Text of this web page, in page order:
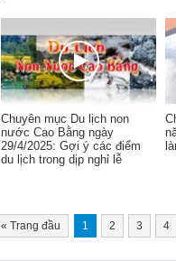
Chuyên mục Du lịch non
nước Cao Bằng ngày
29/4/2025: Gợi ý các điểm
du lịch trong dịp nghỉ lễ
« Trang đầu 1 2 3 4